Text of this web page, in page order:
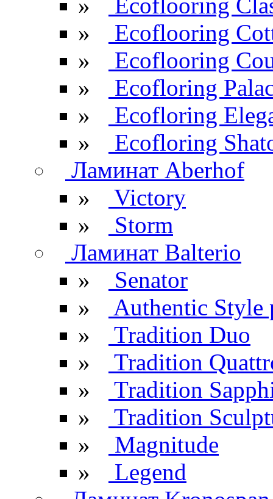
»
Ecoflooring
»
Ecoflooring
»
Ecoflooring
»
Ecofloring
»
Ecofloring
»
Ecofloring
Ламинат Aberhof
»
Victory
»
Storm
Ламинат Balterio
»
Senator
»
Authentic Style
»
Tradition Duo
»
Tradition
»
Tradition
»
Tradition
»
Magnitude
»
Legend